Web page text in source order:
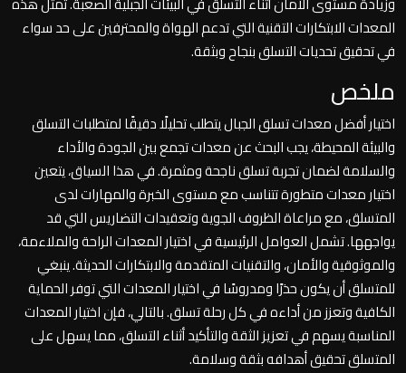
المعدات الابتكارات التقنية التي تدعم الهواة والمحترفين على حد سواء
في تحقيق تحديات التسلق بنجاح وبثقة.
ملخص
اختيار أفضل معدات تسلق الجبال يتطلب تحليلًا دقيقًا لمتطلبات التسلق
والبيئة المحيطة، يجب البحث عن معدات تجمع بين الجودة والأداء
والسلامة لضمان تجربة تسلق ناجحة ومثمرة. في هذا السياق، يتعين
اختيار معدات متطورة تتناسب مع مستوى الخبرة والمهارات لدى
المتسلق، مع مراعاة الظروف الجوية وتعقيدات التضاريس التي قد
يواجهها. تشمل العوامل الرئيسية في اختيار المعدات الراحة والملاءمة،
والموثوقية والأمان، والتقنيات المتقدمة والابتكارات الحديثة. ينبغي
للمتسلق أن يكون حذرًا ومدروسًا في اختيار المعدات التي توفر الحماية
الكافية وتعزز من أداءه في كل رحلة تسلق. بالتالي، فإن اختيار المعدات
المناسبة يسهم في تعزيز الثقة والتأكيد أثناء التسلق، مما يسهل على
المتسلق تحقيق أهدافه بثقة وسلامة.